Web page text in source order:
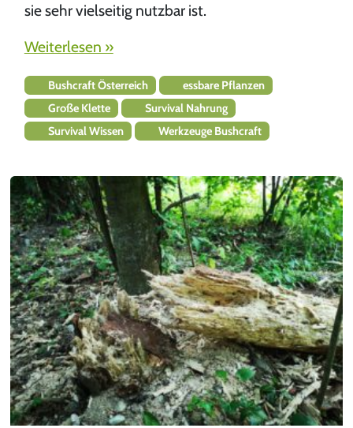
sie sehr vielseitig nutzbar ist.
Weiterlesen »
Bushcraft Österreich
essbare Pflanzen
Große Klette
Survival Nahrung
Survival Wissen
Werkzeuge Bushcraft